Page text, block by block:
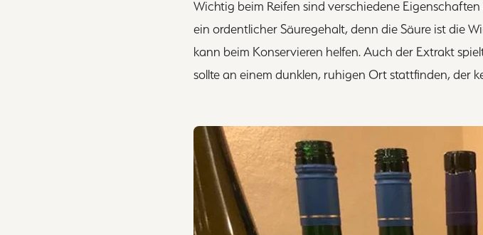
Wichtig beim Reifen sind verschiedene
ein ordentlicher Säuregehalt, denn die Säure ist die
kann beim Konservieren helfen. Auch der Extrakt
sollte an einem dunklen, ruhigen Ort stattfinden, der